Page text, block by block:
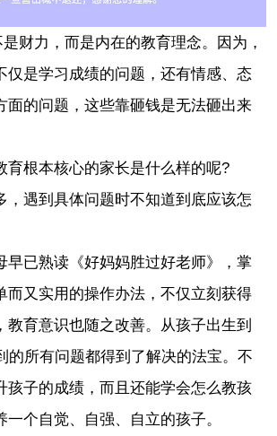
财力，而是内在的教育理念。因为，
仅是学习成绩的问题，还有情感、态
面的问题，这些靠砸钱是无法砸出来
根本核心的家长是什么样的呢?
遇到具体问题时不知道到底应该怎
已熟读《好妈妈胜过好老师》，掌
而又实用的操作办法，不仅立刻获得
教育意识也随之改善。从孩子出生到
的所有问题都得到了解决的法宝。不
孩子的成绩，而且还能学会怎么教孩
个自觉、自强、自立的孩子。